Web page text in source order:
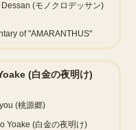
(モノクロデッサン)
of "AMARANTHUS"
(白金の夜明け)
(桃源郷)
Yoake (白金の夜明け)